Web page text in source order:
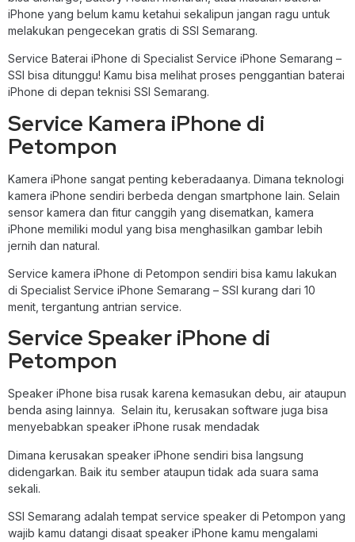
iPhone yang belum kamu ketahui sekalipun jangan ragu untuk
melakukan pengecekan gratis di SSI Semarang.
Service Baterai iPhone di Specialist Service iPhone Semarang –
SSI bisa ditunggu! Kamu bisa melihat proses penggantian baterai
iPhone di depan teknisi SSI Semarang.
Service Kamera iPhone di
Petompon
Kamera iPhone sangat penting keberadaanya. Dimana teknologi
kamera iPhone sendiri berbeda dengan smartphone lain. Selain
sensor kamera dan fitur canggih yang disematkan, kamera
iPhone memiliki modul yang bisa menghasilkan gambar lebih
jernih dan natural.
Service kamera iPhone di Petompon sendiri bisa kamu lakukan
di Specialist Service iPhone Semarang – SSI kurang dari 10
menit, tergantung antrian service.
Service Speaker iPhone di
Petompon
Speaker iPhone bisa rusak karena kemasukan debu, air ataupun
benda asing lainnya. Selain itu, kerusakan software juga bisa
menyebabkan speaker iPhone rusak mendadak
Dimana kerusakan speaker iPhone sendiri bisa langsung
didengarkan. Baik itu sember ataupun tidak ada suara sama
sekali.
SSI Semarang adalah tempat service speaker di Petompon yang
wajib kamu datangi disaat speaker iPhone kamu mengalami